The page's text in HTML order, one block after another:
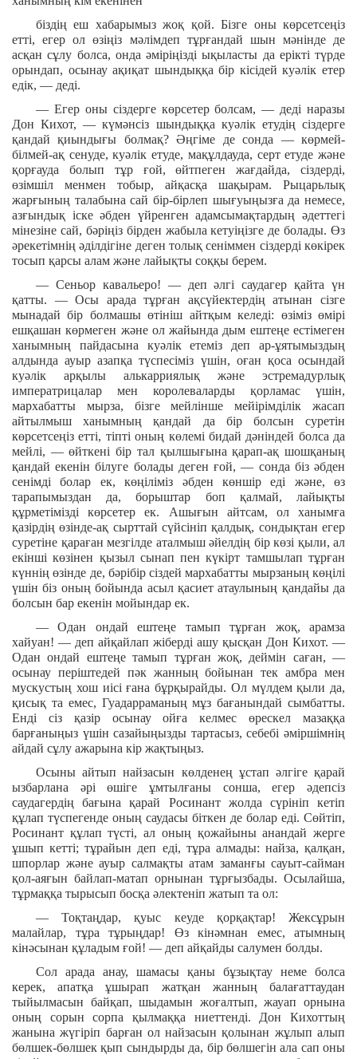
біздің еш хабарымыз жоқ қой. Бізге оны көрсетсеңіз
етті, егер ол өзіңіз мәлімдеп тұрғандай шын мәнінде де
асқан сұлу болса, онда әміріңізді ықыласты да ерікті түрде
орындап, осынау ақиқат шындыққа бір кісідей куәлік етер
едік, — деді.
— Егер оны сіздерге көрсетер болсам, — деді наразы
Дон Кихот, — күмәнсіз шындыққа куәлік етудің сіздерге
қандай қиындығы болмақ? Әңгіме де сонда — көрмей-
білмей-ақ сенуде, куәлік етуде, мақұлдауда, серт етуде және
қорғауда болып тұр ғой, өйтпеген жағдайда, сіздерді,
өзімшіл менмен тобыр, айқасқа шақырам. Рыцарьлық
жарғының талабына сай бір-бірлеп шығуыңызға да немесе,
азғындық іске әбден үйренген адамсымақтардың әдеттегі
мінезіне сай, бәріңіз бірден жабыла кетуіңізге де болады. Өз
әрекетімнің әділдігіне деген толық сеніммен сіздерді көкірек
тосып қарсы алам және лайықты соққы берем.
— Сеньор кавальеро! — деп әлгі саудагер қайта үн
қатты. — Осы арада тұрған ақсүйектердің атынан сізге
мынадай бір болмашы өтініш айтқым келеді: өзіміз өмірі
ешқашан көрмеген және ол жайында дым ештеңе естімеген
ханымның пайдасына куәлік етеміз деп ар-ұятымыздың
алдында ауыр азапқа түспесіміз үшін, оған қоса осындай
куәлік арқылы алькарриялық және эстремадурлық
императрицалар мен королеваларды қорламас үшін,
мархабатты мырза, бізге мейлінше мейірімділік жасап
айтылмыш ханымның қандай да бір болсын суретін
көрсетсеңіз етті, тіпті оның көлемі бидай дәніндей болса да
мейлі, — өйткені бір тал қылшығына қарап-ақ шошқаның
қандай екенін білуге болады деген ғой, — сонда біз әбден
сенімді болар ек, көңіліміз әбден көншір еді және, өз
тарапымыздан да, борыштар боп қалмай, лайықты
құрметімізді көрсетер ек. Ашығын айтсам, ол ханымға
қазірдің өзінде-ақ сырттай сүйсініп қалдық, сондықтан егер
суретіне қараған мезгілде аталмыш әйелдің бір көзі қыли, ал
екінші көзінен қызыл сынап пен күкірт тамшылап тұрған
күннің өзінде де, бәрібір сіздей мархабатты мырзаның көңілі
үшін біз оның бойында асыл қасиет атаулының қандайы да
болсын бар екенін мойындар ек.
— Одан ондай ештеңе тамып тұрған жоқ, арамза
хайуан! — деп айқайлап жіберді ашу қысқан Дон Кихот. —
Одан ондай ештеңе тамып тұрған жоқ, деймін саған, —
осынау періштедей пәк жанның бойынан тек амбра мен
мускустың хош иісі ғана бұрқырайды. Ол мүлдем қыли да,
қисық та емес, Гуадарраманың мұз бағанындай сымбатты.
Енді сіз қазір осынау ойға келмес өрескел мазаққа
барғаныңыз үшін сазайыңызды тартасыз, себебі әміршімнің
айдай сұлу ажарына кір жақтыңыз.
Осыны айтып найзасын көлденең ұстап әлгіге қарай
ызбарлана әрі өшіге ұмтылғаны сонша, егер әдепсіз
саудагердің бағына қарай Росинант жолда сүрініп кетіп
құлап түспегенде оның саудасы біткен де болар еді. Сөйтіп,
Росинант құлап түсті, ал оның қожайыны анандай жерге
ұшып кетті; тұрайын деп еді, тұра алмады: найза, қалқан,
шпорлар және ауыр салмақты атам заманғы сауыт-сайман
қол-аяғын байлап-матап орнынан тұрғызбады. Осылайша,
тұрмаққа тырысып босқа әлектеніп жатып та ол:
— Тоқтаңдар, қуыс кеуде қорқақтар! Жексұрын
малайлар, тұра тұрыңдар! Өз кінәмнан емес, атымның
кінәсынан құладым ғой! — деп айқайды салумен болды.
Сол арада анау, шамасы қаны бұзықтау неме болса
керек, апатқа ұшырап жатқан жанның балағаттаудан
тыйылмасын байқап, шыдамын жоғалтып, жауап орнына
оның сорын сорпа қылмаққа ниеттенді. Дон Кихоттың
жанына жүгіріп барған ол найзасын қолынан жұлып алып
бөлшек-бөлшек қып сындырды да, бір бөлшегін ала сап оны